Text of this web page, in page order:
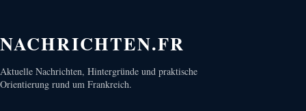
NACHRICHTEN.FR
Aktuelle Nachrichten, Hintergründe und praktische
Orientierung rund um Frankreich.